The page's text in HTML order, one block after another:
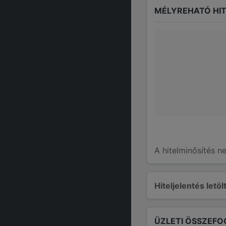
Hiteljelentés
MÉLYREHATÓ
A hitelminősítés
ÜZLETI